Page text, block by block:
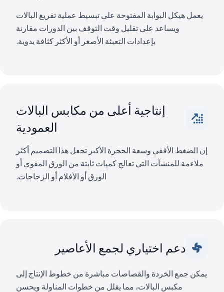
يعمل هيكل البوابة المفتوحة على تبسيط عملية تفريغ البالات
ويساعد على تقليل وقت التوقف بين الدورات مقارنة
بإعدادات التعبئة الأصغر أو الأكثر كثافة يدوية.
إنتاجية أعلى من مكابس البالات
العمودية
إن الضغط الأفقي وسعة الحجرة الأكبر تجعل هذا التصميم أكثر
ملاءمة للمنشآت التي تعالج كميات ثابتة من الورق المقوى أو
الورق أو الأفلام أو الزجاجات.
دعم اختياري لجمع الأعاصير
يمكن جمع الخردة والقصاصات مباشرة من خطوط الإنتاج إلى
مكبس البالات، مما يقلل من خطوات المناولة ويحسن